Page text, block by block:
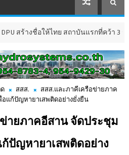
ชื่อให้ไทย สถาบันแรกที่คว้า 3 รางวัลระดับ
สสส.
สสส.และภาคีเครือข่ายภาค
แก้ปัญหายาเสพติดอย่างยั่งยืน
ายภาคอีสาน จัดประชุม
ปัญหายาเสพติดอย่าง